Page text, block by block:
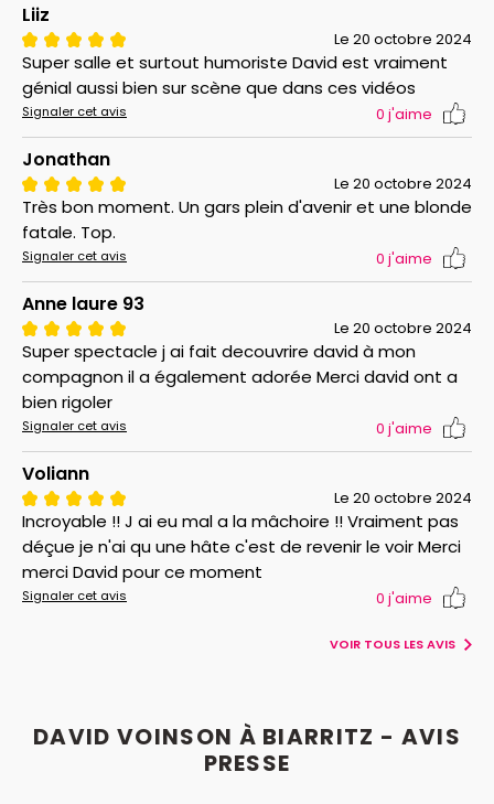
Liiz
Le 20 octobre 2024
Super salle et surtout humoriste David est vraiment
génial aussi bien sur scène que dans ces vidéos
Signaler cet avis 0 j'aime
Jonathan
Le 20 octobre 2024
Très bon moment. Un gars plein d'avenir et une blonde
fatale. Top.
Signaler cet avis 0 j'aime
Anne laure 93
Le 20 octobre 2024
Super spectacle j ai fait decouvrire david à mon
compagnon il a également adorée Merci david ont a
bien rigoler
Signaler cet avis 0 j'aime
Voliann
Le 20 octobre 2024
Incroyable !! J ai eu mal a la mâchoire !! Vraiment pas
déçue je n'ai qu une hâte c'est de revenir le voir Merci
merci David pour ce moment
Signaler cet avis 0 j'aime
VOIR TOUS LES AVIS
DAVID VOINSON À BIARRITZ - AVIS
PRESSE